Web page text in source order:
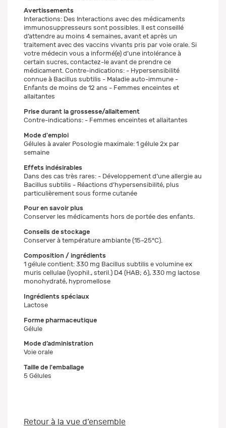
Avertissements
Interactions: Des Interactions avec des médicaments
immunosuppresseurs sont possibles. Il est conseillé
d’attendre au moins 4 semaines, avant et après un
traitement avec des vaccins vivants pris par voie orale. Si
votre médecin vous a informé(e) d’une intolérance à
certain sucres, contactez-le avant de prendre ce
médicament. Contre-indications: - Hypersensibilité
connue à Bacillus subtilis - Maladie auto-immune -
Enfants de moins de 12 ans - Femmes enceintes et
allaitantes
Prise durant la grossesse/allaitement
Contre-indications: - Femmes enceintes et allaitantes
Mode d'emploi
Gélules à avaler Posologie maximale: 1 gélule 2x par
semaine
Effets indésirables
Dans des cas très rares: - Développement d’une allergie au
Bacillus subtilis - Réactions d’hypersensibilité, plus
particulièrement sous forme cutanée
Pour en savoir plus
Conserver les médicaments hors de portée des enfants.
Conseils de stockage
Conserver à température ambiante (15–25°C).
Composition / ingrédients
1 gélule contient: 330 mg Bacillus subtilis e volumine ex
muris cellulae (lyophil., steril.) D4 (HAB; 6), 330 mg lactose
monohydraté, hypromellose
Ingrédients spéciaux
Lactose
Forme pharmaceutique
Gélule
Mode d’administration
Voie orale
Taille de l'emballage
5 Gélules
Retour à la vue d’ensemble